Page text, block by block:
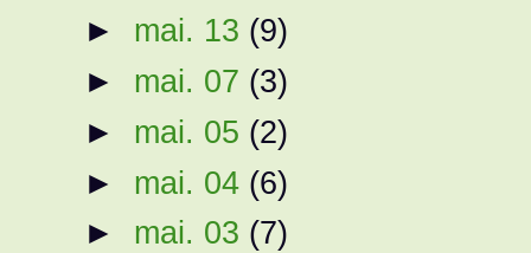
► mai. 13 (9)
► mai. 07 (3)
► mai. 05 (2)
► mai. 04 (6)
► mai. 03 (7)